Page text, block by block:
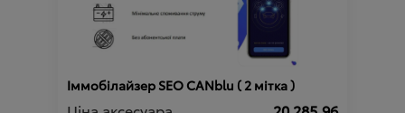
Iммобiлайзер SEO CANblu ( 2 мітка )